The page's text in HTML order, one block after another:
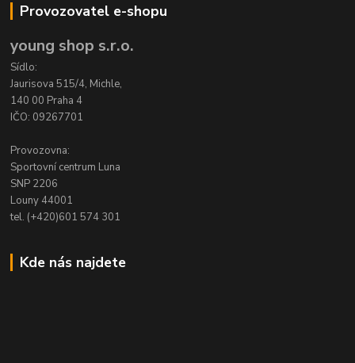
Provozovatel e-shopu
young shop s.r.o.
Sídlo:
Jaurisova 515/4, Michle,
140 00 Praha 4
IČO: 09267701
Provozovna:
Sportovní centrum Luna
SNP 2206
Louny 44001
tel. (+420)601 574 301
Kde nás najdete